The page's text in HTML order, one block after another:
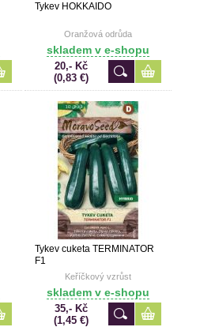
Tykev HOKKAIDO
Oranžová odrůda
skladem v e-shopu
20,- Kč
(0,83 €)
Tykev cuketa TERMINATOR
F1
Keříčkový vzrůst
skladem v e-shopu
35,- Kč
(1,45 €)